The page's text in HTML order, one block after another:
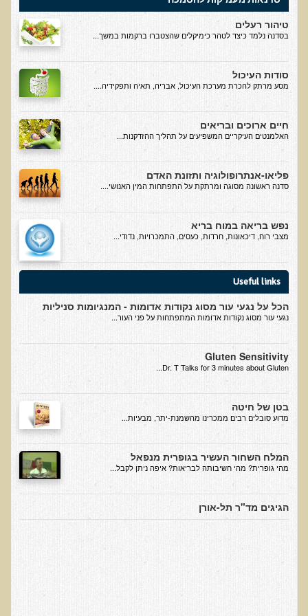
סדנה בנושא: התא ובריאותך
הרצאות ואירועים קרובים
חבקו את השמש! הרצאת זום
מפגש קולנועי עם דר' עדיאל תל-אורן
כנס אוכלים בריא 8
כנס בריאות העור, השיער והציפורניים - והקשר העמוק לבריאות הגוף
הרצאה: תבוסת הסרטן - מהפכת הגילוי המוקדם
סדנת הבריאות המינית, הסקס והפוריות עם ד"ר עדיאל תל-אורן
הרצאה: סודות האפיגנטיקה
עידן המחלות האוטו-אימוניות - מינקות ועד בגרות
הרצאות מוקלטות בעברית
תנועה תקינה במפרקים
עיבוד מזון - כל הסודות
הקשר התזונתי בין דלקת לסוכרת
כיצד מזונות תמימים הורסים את בריאותנו
כיצד לחיות חיים ארוכים ובריאים
המזון – תרופה או מניעה
טיפול בהפרעות קשב וריכוז, אוטיזם
טיהור רעלים בראי הרפואה הפונקציונאלית
בריאות המוח
תנועת המזון הבריא בשוליים
חיסונים ונושאים נוספים
טיהור רעלים
בסדנה נלמד כיצד לטהר כימיקלים שהצטברו ברקמות במשך...
סודות העיכול
מסע מרתק להכרת מערכת העיכול, אבריה, תאיה ותפקידיה....
חיים ארוכים ובריאים
האלמנטים העיקריים המשפיעים על תהליך ההזדקנות...
פליאו-אנתרופולוגיה ותזונת האדם
סדנה ראשונה מסוגה ומרתקת על התפתחות המין האנושי....
נפש בריאה במוח בריא
מצבי רוח, דיכאונות, חרדות, כעסים, התמכרויות, נדודי...
Useful links
הכל על נגעי עור מסוג נקודות אדומות - המנגיומות סניליות
נגעי עור מסוג נקודות אדומות המתפתחות על פני העור...
Gluten Sensitivity
Dr. T Talks for 3 minutes about Gluten...
בטן של חיטה
​מדוע סובלים רבים ממכרינו מהשמנת-יתר, מבעיות...
המלח השחור העשיר בגופרית מנפאל
מהי גופרית? מהי חשיבותה לבריאות? איפה ניתן לקבל...
הגיגים מד"ר תל-אורן